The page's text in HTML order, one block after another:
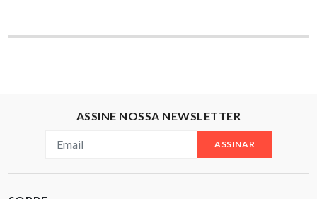
ASSINE NOSSA NEWSLETTER
ASSINAR